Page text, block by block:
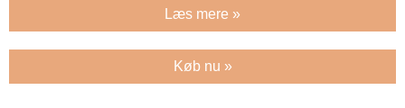
Læs mere »
Køb nu »